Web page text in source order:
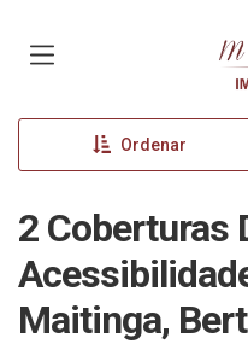
Ordenar
2 Coberturas
Maitinga,